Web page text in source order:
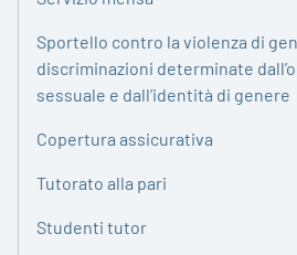
Sportello contro la violenza di
discriminazioni determinate
sessuale e dall’identità di genere
Copertura assicurativa
Tutorato alla pari
Studenti tutor